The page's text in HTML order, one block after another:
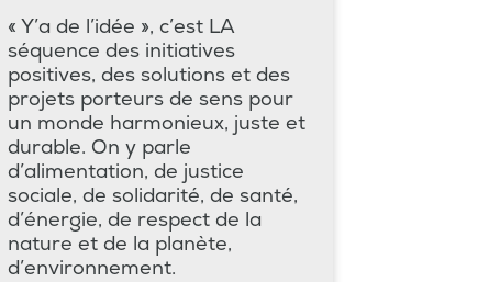
« Y’a de l’idée », c’est LA
séquence des initiatives
positives, des solutions et des
projets porteurs de sens pour
un monde harmonieux, juste et
durable. On y parle
d’alimentation, de justice
sociale, de solidarité, de santé,
d’énergie, de respect de la
nature et de la planète,
d’environnement.